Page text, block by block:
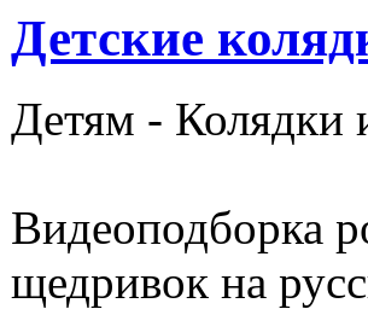
Детские
Детям - Колядки
Видеоподборка
щедривок на